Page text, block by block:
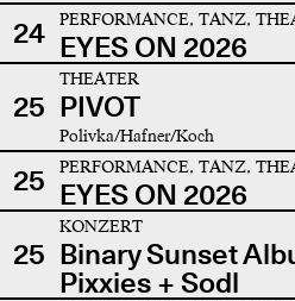
24 PERFORMANCE, TANZ,
EYES ON 2026
25
THEATER
PIVOT
Polivka/Hafner/Koch
25 PERFORMANCE, TANZ,
EYES ON 2026
25
KONZERT
Binary Sunset
Pixxies + Sodl